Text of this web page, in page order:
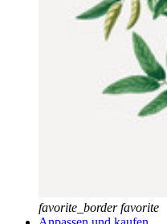
favorite_border favorite